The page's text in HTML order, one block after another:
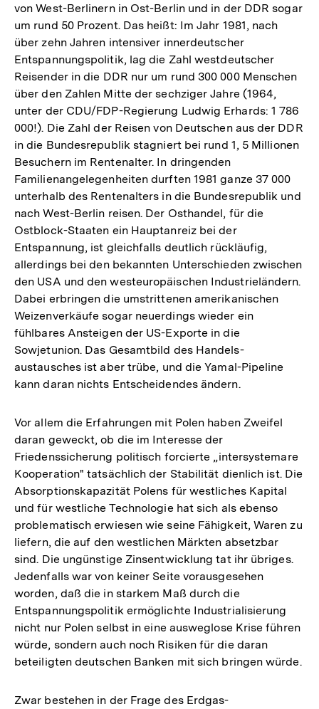
von West-Berlinern in Ost-Berlin und in der DDR sogar
um rund 50 Prozent. Das heißt: Im Jahr 1981, nach
über zehn Jahren intensiver innerdeutscher
Entspannungspolitik, lag die Zahl westdeutscher
Reisender in die DDR nur um rund 300 000 Menschen
über den Zahlen Mitte der sechziger Jahre (1964,
unter der CDU/FDP-Regierung Ludwig Erhards: 1 786
000!). Die Zahl der Reisen von Deutschen aus der DDR
in die Bundesrepublik stagniert bei rund 1, 5 Millionen
Besuchern im Rentenalter. In dringenden
Familienangelegenheiten durften 1981 ganze 37 000
unterhalb des Rentenalters in die Bundesrepublik und
nach West-Berlin reisen. Der Osthandel, für die
Ostblock-Staaten ein Hauptanreiz bei der
Entspannung, ist gleichfalls deutlich rückläufig,
allerdings bei den bekannten Unterschieden zwischen
den USA und den westeuropäischen Industrieländern.
Dabei erbringen die umstrittenen amerikanischen
Weizenverkäufe sogar neuerdings wieder ein
fühlbares Ansteigen der US-Exporte in die
Sowjetunion. Das Gesamtbild des Handels-
austausches ist aber trübe, und die Yamal-Pipeline
kann daran nichts Entscheidendes ändern.
Vor allem die Erfahrungen mit Polen haben Zweifel
daran geweckt, ob die im Interesse der
Friedenssicherung politisch forcierte „intersystemare
Kooperation" tatsächlich der Stabilität dienlich ist. Die
Absorptionskapazität Polens für westliches Kapital
und für westliche Technologie hat sich als ebenso
problematisch erwiesen wie seine Fähigkeit, Waren zu
liefern, die auf den westlichen Märkten absetzbar
sind. Die ungünstige Zinsentwicklung tat ihr übriges.
Jedenfalls war von keiner Seite vorausgesehen
worden, daß die in starkem Maß durch die
Entspannungspolitik ermöglichte Industrialisierung
nicht nur Polen selbst in eine ausweglose Krise führen
würde, sondern auch noch Risiken für die daran
beteiligten deutschen Banken mit sich bringen würde.
Zwar bestehen in der Frage des Erdgas-